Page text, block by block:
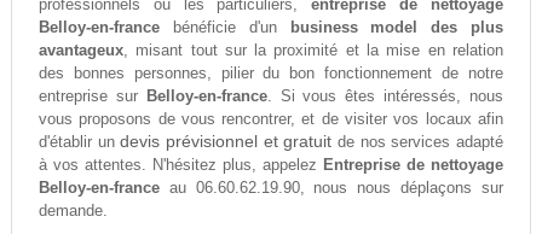
professionnels ou les particuliers,entreprise de nettoyage
Belloy-en-francebénéficie d'un
business model des plus
avantageux, misant tout sur la proximité et la mise en relation
des bonnes personnes, pilier du bon fonctionnement de notre
entreprise sur Belloy-en-france. Si vous êtes intéressés, nous
vous proposons de vous rencontrer, et de visiter vos locaux afin
d'établir undevis prévisionnel et gratuit de nos services adapté
à vos attentes. N'hésitez plus, appelez Entreprise de nettoyage
Belloy-en-franceau 06.60.62.19.90, nous nous déplaçons sur
demande.